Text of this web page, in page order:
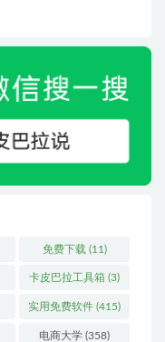
免费下载 (11)
卡皮巴拉工具箱 (3)
实用免费软件 (415)
电商大学 (358)